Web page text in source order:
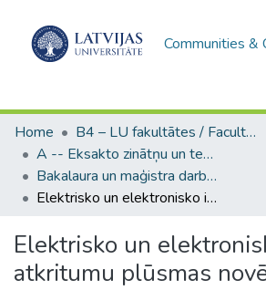
Communities &
Home
B4 – LU fakultātes / Faculties of the UL
A -- Eksakto zinātņu un tehnoloģiju fakultāte / Faculty of Science and Technology
Bakalaura un maģistra darbi (EZTF) / Bachelor's and Master's theses
Elektrisko un elektronisko iekārtu atkritumu plūsmas novērtējums un priekšlikumi apsaimniekošanas sistēmas uzlabošanai
Elektrisko un
atkritumu plūsmas